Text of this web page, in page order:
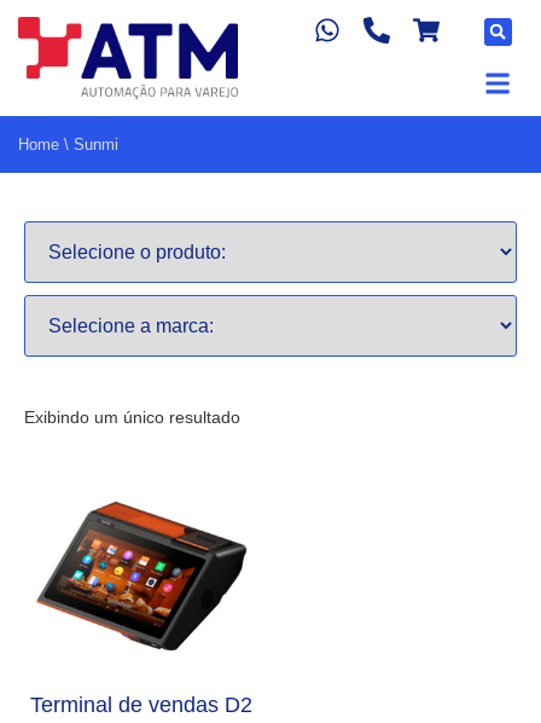
Home \ Sunmi
Exibindo um único resultado
Terminal de vendas D2